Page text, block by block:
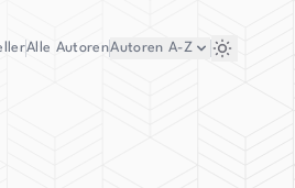
Alle AutorenAutoren A-Z